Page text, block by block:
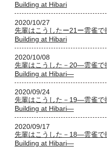
Building at Hibari
2020/10/27
先輩はこうしたー21ー雲雀
Building at Hibari
2020/10/08
先輩はこうした－20―雲雀
Building at Hibari―
2020/09/24
先輩はこうした－19―雲雀
Building at Hibari―
2020/09/17
先輩はこうした－18―雲雀
Building at Hibari―